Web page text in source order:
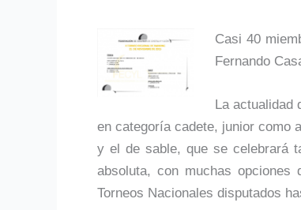
Casi 40
Fernando
La actualidad
en categoría cadete, junior como
y el de sable, que se celebrará
absoluta, con muchas
Torneos Nacionales disputados